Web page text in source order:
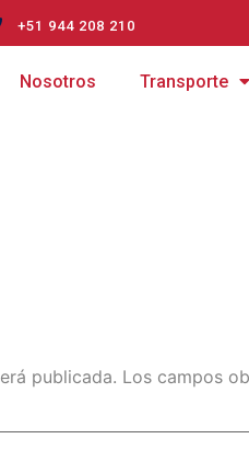
+51 944 208 210
Nosotros Transporte
publicada. Los campos